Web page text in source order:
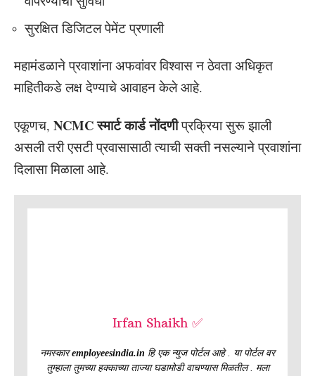
सुरक्षित डिजिटल पेमेंट प्रणाली
महामंडळाने प्रवाशांना अफवांवर विश्वास न ठेवता अधिकृत
माहितीकडे लक्ष देण्याचे आवाहन केले आहे.
एकूणच, NCMC स्मार्ट कार्ड नोंदणी प्रक्रिया सुरू झाली
असली तरी एसटी प्रवासासाठी त्याची सक्ती नसल्याने प्रवाशांना
दिलासा मिळाला आहे.
Irfan Shaikh ✅
नमस्कारemployeesindia.in हि एक न्युज पोर्टल आहे . या पोर्टल वर
तुम्हाला तुमच्या हक्काच्या ताज्या घडामोडी वाचण्यास मिळतील . मला